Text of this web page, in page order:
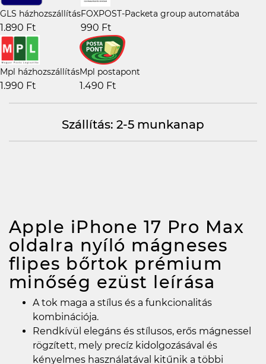
GLS házhozszállítás
1.890 Ft
FOXPOST-Packeta group automatába
990 Ft
Mpl házhozszállítás
1.990 Ft
Mpl postapont
1.490 Ft
Szállítás: 2-5 munkanap
Apple iPhone 17 Pro Max
oldalra nyíló mágneses
flipes bőrtok prémium
minőség ezüst leírása
A tok maga a stílus és a funkcionalitás
kombinációja.
Rendkívül elegáns és stílusos, erős mágnessel
rögzített, mely precíz kidolgozásával és
kényelmes használatával kitűnik a többi